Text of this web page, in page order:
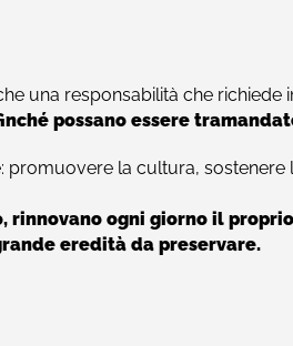
una responsabilità che richiede
possano essere
la cultura,
rinnovano ogni giorno il
eredità da preservare.